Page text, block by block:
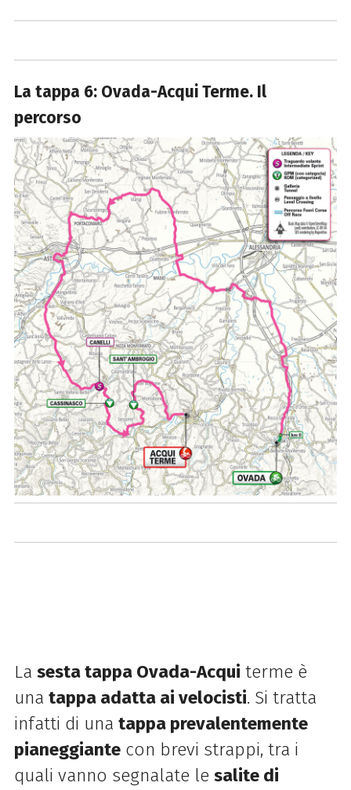
La tappa 6: Ovada-Acqui Terme. Il
percorso
La sesta tappa Ovada-Acqui terme è
una tappa adatta ai velocisti. Si tratta
infatti di una tappa prevalentemente
pianeggiantecon brevi strappi, tra i
quali vanno segnalate le salite di